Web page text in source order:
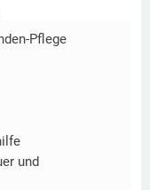
Pflege
und